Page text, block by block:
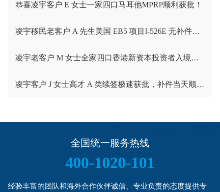
恭喜凌宇客户 E 女士一家四口马耳他MPRP顺利获批！
凌宇移民老客户 A 先生美国 EB5 项目I-526E 无补件直接获批！
凌宇老客户 M 女士全家四口香港新资本投资者入境计划成功获批！卡点保住子女受养人资格，复杂资产一次性通关
凌宇客户 J 女士高才 A 类续签极速获批，补件当天顺利拿下香港续签！
全国统一服务热线
400-1020-101
经验丰富的团队和海外合作伙伴诚信、专业负责的态度提供专